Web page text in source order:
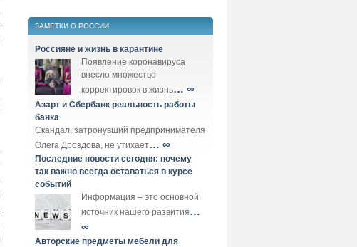
ЗАМЕТКИ О РОССИИ
Россияне и жизнь в карантине
Появление коронавируса
внесло множество
корректировок в жизнь… ∞
Азарт и Сбербанк реальность работы
банка
Скандал, затронувший предпринимателя
Олега Дроздова, не утихает… ∞
Последние новости сегодня: почему
так важно всегда оставаться в курсе
событий
Информация – это основной
источник нашего развития…
∞
Авторские предметы мебели для